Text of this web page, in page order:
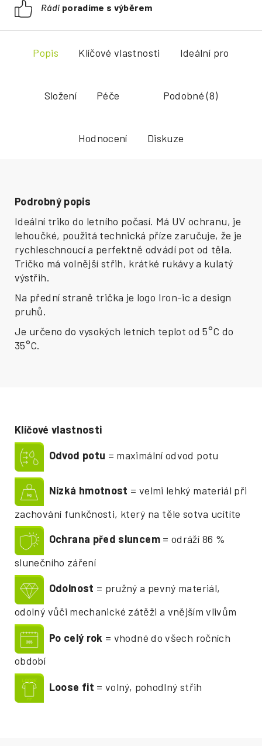
Rádi poradíme s výběrem
Popis Klíčové vlastnosti Ideální pro
Složení Péče Podobné (8)
Hodnocení Diskuze
Podrobný popis
Ideální triko do letního počasí. Má UV ochranu, je
lehoučké, použitá technická příze zaručuje, že je
rychleschnoucí a perfektně odvádí pot od těla.
Tričko má volnější střih, krátké rukávy a kulatý
výstřih.
Na přední straně trička je logo Iron-ic a design
pruhů.
Je určeno do vysokých letních teplot od 5°C do
35°C.
Klíčové vlastnosti
Odvod potu = maximální odvod potu
Nízká hmotnost = velmi lehký materiál při
zachování funkčnosti, který na těle sotva ucítíte
Ochrana před sluncem= odráží 86 %
slunečního záření
Odolnost = pružný a pevný materiál,
odolný vůči mechanické zátěži a vnějším vlivům
Po celý rok = vhodné do všech ročních
období
Loose fit = volný, pohodlný střih